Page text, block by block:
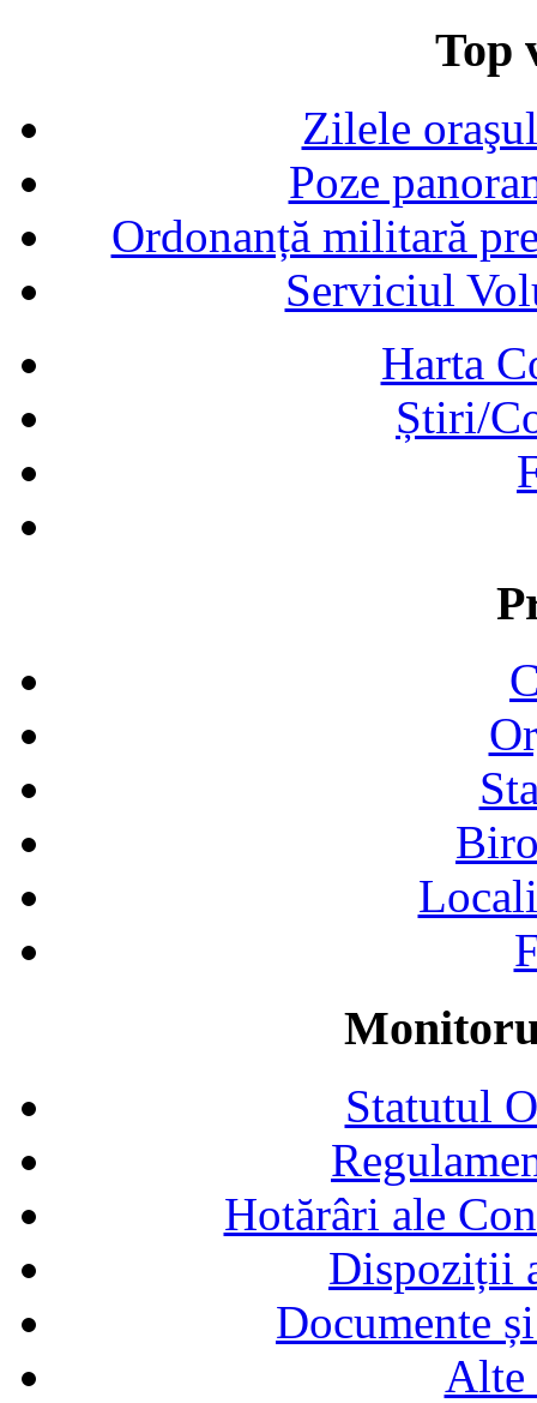
Top
Zilele
Poze
Ordonanță militară
Serviciul
Harta
Știri/
Statutul
Hotărâri ale
Dispoziții
Documente
Alte